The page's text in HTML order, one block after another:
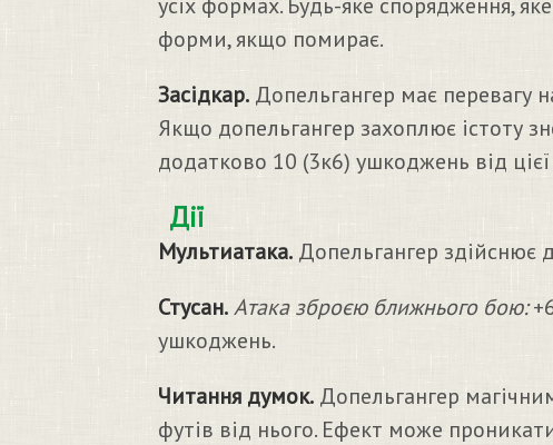
форми, якщо помирає.
Засідкар. Допельгангер має перевагу
Якщо допельгангер захоплює істоту
додатково 10 (3к6) ушкоджень від
Дії
Мультиатака. Допельгангер здійснює
Стусан.Атака зброєю ближнього бою:
ушкоджень.
Читання думок. Допельгангер
футів від нього. Ефект може